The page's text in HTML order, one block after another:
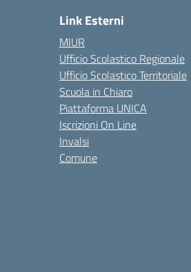
Link Esterni
MIUR
Ufficio Scolastico Regionale
Ufficio Scolastico Territoriale
Scuola in Chiaro
Piattaforma UNICA
Iscrizioni On Line
Invalsi
Comune